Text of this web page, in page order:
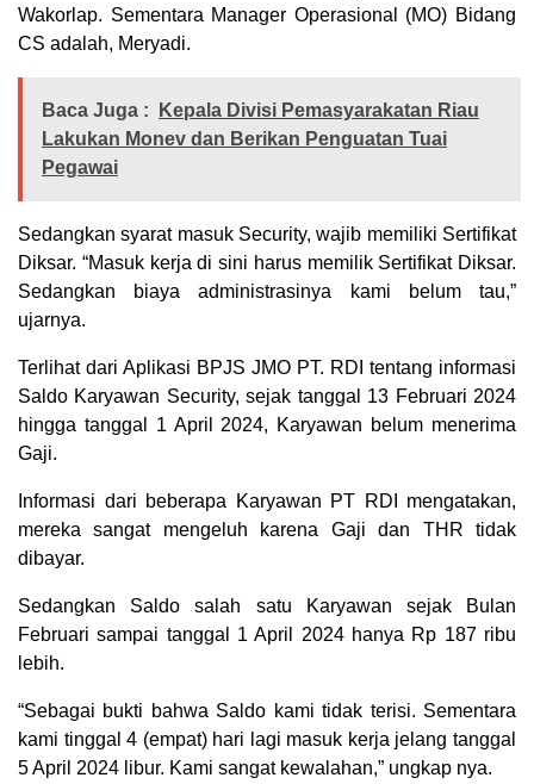
Wakorlap. Sementara Manager Operasional (MO) Bidang
CS adalah, Meryadi.
Baca Juga :
Kepala Divisi Pemasyarakatan Riau
Lakukan Monev dan Berikan Penguatan Tuai
Pegawai
Sedangkan syarat masuk Security, wajib memiliki Sertifikat
Diksar. “Masuk kerja di sini harus memilik Sertifikat Diksar.
Sedangkan biaya administrasinya kami belum tau,”
ujarnya.
Terlihat dari Aplikasi BPJS JMO PT. RDI tentang informasi
Saldo Karyawan Security, sejak tanggal 13 Februari 2024
hingga tanggal 1 April 2024, Karyawan belum menerima
Gaji.
Informasi dari beberapa Karyawan PT RDI mengatakan,
mereka sangat mengeluh karena Gaji dan THR tidak
dibayar.
Sedangkan Saldo salah satu Karyawan sejak Bulan
Februari sampai tanggal 1 April 2024 hanya Rp 187 ribu
lebih.
“Sebagai bukti bahwa Saldo kami tidak terisi. Sementara
kami tinggal 4 (empat) hari lagi masuk kerja jelang tanggal
5 April 2024 libur. Kami sangat kewalahan,” ungkap nya.